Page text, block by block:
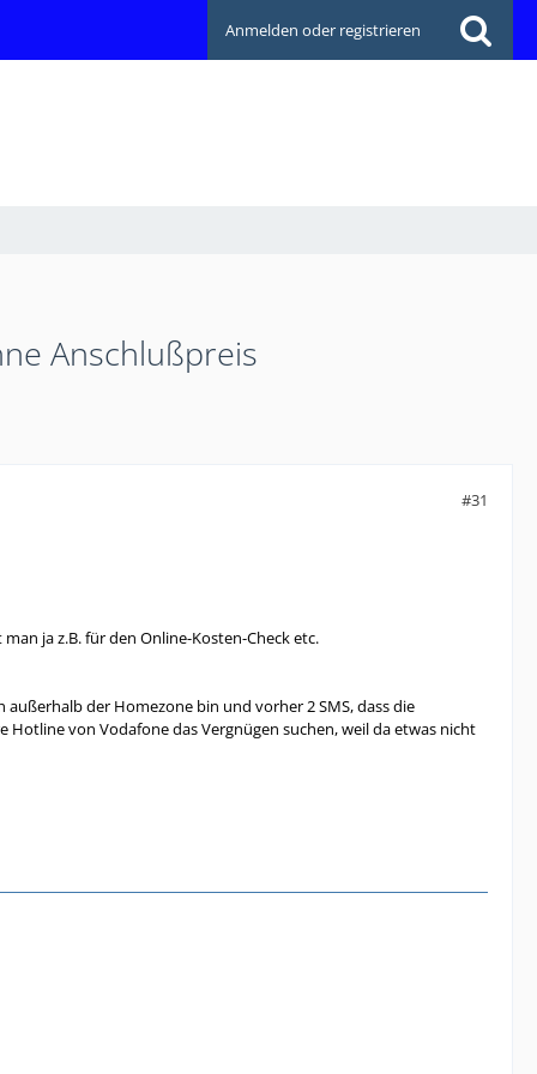
Anmelden oder registrieren
Anschlußpreis
#31
ja z.B. für den Online-Kosten-Check etc.
der Homezone bin und vorher 2 SMS, dass die
von Vodafone das Vergnügen suchen, weil da etwas nicht